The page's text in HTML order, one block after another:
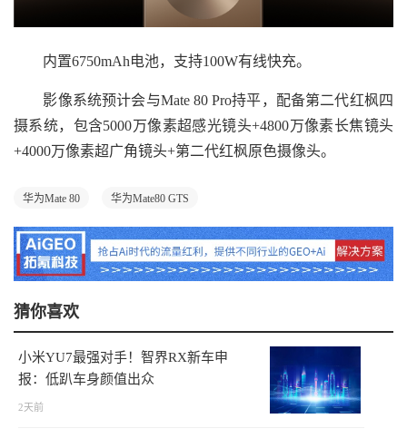
内置6750mAh电池，支持100W有线快充。
影像系统预计会与Mate 80 Pro持平，配备第二代红枫四
摄系统，包含5000万像素超感光镜头+4800万像素长焦镜头
+4000万像素超广角镜头+第二代红枫原色摄像头。
华为Mate 80 华为Mate80 GTS
猜你喜欢
小米YU7最强对手！智界RX新车申
报：低趴车身颜值出众
2天前